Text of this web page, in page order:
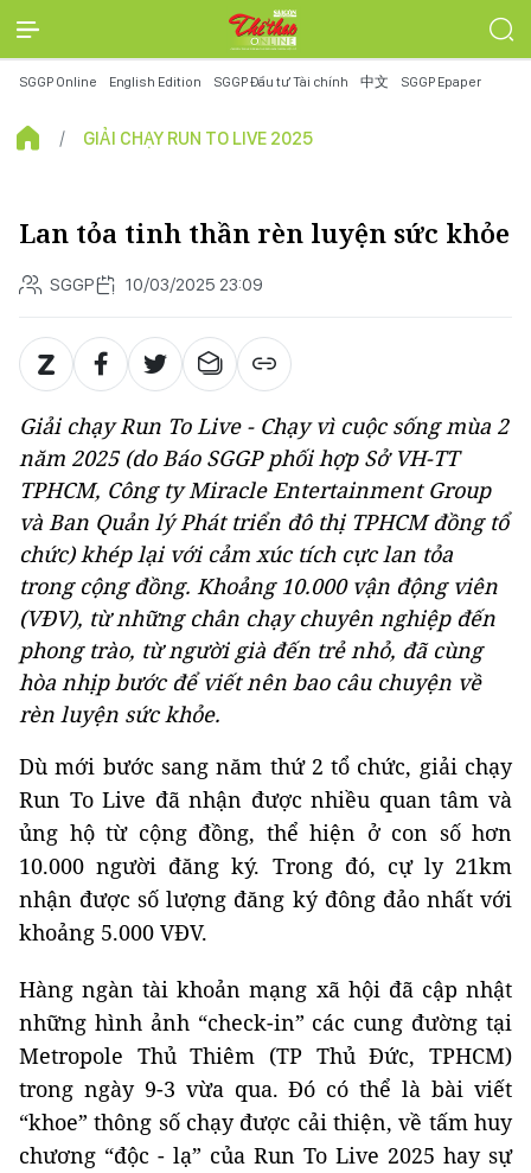
SGGP Online English Edition SGGP Đầu tư Tài chính 中文 SGGP Epaper
GIẢI CHẠY RUN TO LIVE 2025
Lan tỏa tinh thần rèn luyện sức khỏe
SGGP 10/03/2025 23:09
Giải chạy Run To Live - Chạy vì cuộc sống mùa 2
năm 2025 (do Báo SGGP phối hợp Sở VH-TT
TPHCM, Công ty Miracle Entertainment Group
và Ban Quản lý Phát triển đô thị TPHCM đồng tổ
chức) khép lại với cảm xúc tích cực lan tỏa
trong cộng đồng. Khoảng 10.000 vận động viên
(VĐV), từ những chân chạy chuyên nghiệp đến
phong trào, từ người già đến trẻ nhỏ, đã cùng
hòa nhịp bước để viết nên bao câu chuyện về
rèn luyện sức khỏe.
Dù mới bước sang năm thứ 2 tổ chức, giải chạy
Run To Live đã nhận được nhiều quan tâm và
ủng hộ từ cộng đồng, thể hiện ở con số hơn
10.000 người đăng ký. Trong đó, cự ly 21km
nhận được số lượng đăng ký đông đảo nhất với
khoảng 5.000 VĐV.
Hàng ngàn tài khoản mạng xã hội đã cập nhật
những hình ảnh “check-in” các cung đường tại
Metropole Thủ Thiêm (TP Thủ Đức, TPHCM)
trong ngày 9-3 vừa qua. Đó có thể là bài viết
“khoe” thông số chạy được cải thiện, về tấm huy
chương “độc - lạ” của Run To Live 2025 hay sự